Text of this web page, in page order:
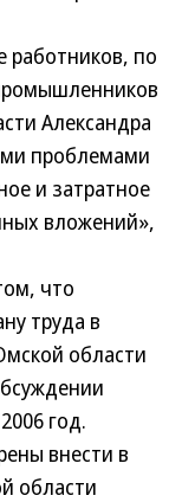
работников, по
Александра
проблемами
и затратное
вложений»,
что
труда в
области
год.
внести в
области